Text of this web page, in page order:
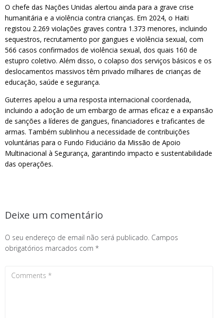
O chefe das Nações Unidas alertou ainda para a grave crise
humanitária e a violência contra crianças. Em 2024, o Haiti
registou 2.269 violações graves contra 1.373 menores, incluindo
sequestros, recrutamento por gangues e violência sexual, com
566 casos confirmados de violência sexual, dos quais 160 de
estupro coletivo. Além disso, o colapso dos serviços básicos e os
deslocamentos massivos têm privado milhares de crianças de
educação, saúde e segurança.
Guterres apelou a uma resposta internacional coordenada,
incluindo a adoção de um embargo de armas eficaz e a expansão
de sanções a líderes de gangues, financiadores e traficantes de
armas. Também sublinhou a necessidade de contribuições
voluntárias para o Fundo Fiduciário da Missão de Apoio
Multinacional à Segurança, garantindo impacto e sustentabilidade
das operações.
Deixe um comentário
O seu endereço de email não será publicado. Campos
obrigatórios marcados com *